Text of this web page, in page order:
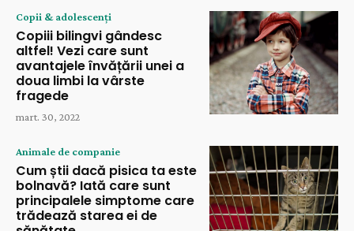
Copii & adolescenți
Copiii bilingvi gândesc
altfel! Vezi care sunt
avantajele învățării unei a
doua limbi la vârste
fragede
mart. 30, 2022
Animale de companie
Cum știi dacă pisica ta este
bolnavă? Iată care sunt
principalele simptome care
trădează starea ei de